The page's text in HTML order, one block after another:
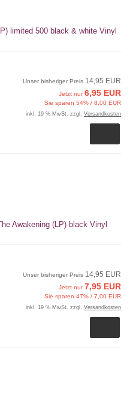
limited 500 black & white Vinyl
Unser bisheriger Preis 14,95 EUR
Jetzt nur6,95 EUR
Sie sparen 54% / 8,00 EUR
inkl. 19 % MwSt. zzgl. Versandkosten
Awakening (LP) black Vinyl
Unser bisheriger Preis 14,95 EUR
Jetzt nur7,95 EUR
Sie sparen 47% / 7,00 EUR
inkl. 19 % MwSt. zzgl. Versandkosten